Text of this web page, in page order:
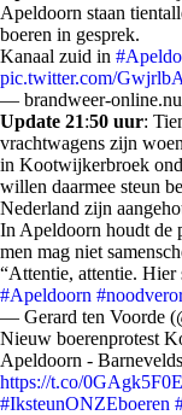
Apeldoorn staan
boeren in gesprek.
Kanaal zuid in
pic.twitter.com/
— brandweer-
Update 21:50 uur:
vrachtwagens zijn
in Kootwijkerbroek
willen daarmee steun
Nederland zijn
In Apeldoorn houdt de
men mag niet
“Attentie, attentie.
#Apeldoorn
— Gerard ten Voorde
Nieuw boerenprotest
Apeldoorn -
https://t.co/
#IksteunONZEboeren